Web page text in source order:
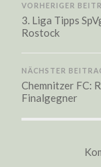
VORHERIGER
3. Liga Tipps
Rostock
NÄCHSTER
Chemnitzer FC:
Finalgegner